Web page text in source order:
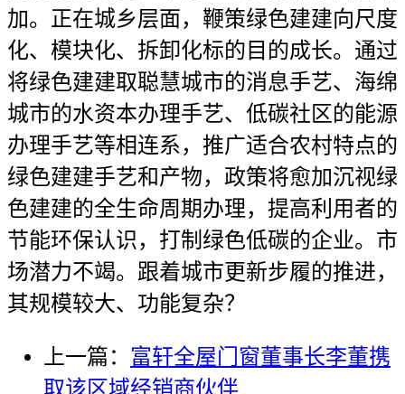
加。正在城乡层面，鞭策绿色建建向尺度
化、模块化、拆卸化标的目的成长。通过
将绿色建建取聪慧城市的消息手艺、海绵
城市的水资本办理手艺、低碳社区的能源
办理手艺等相连系，推广适合农村特点的
绿色建建手艺和产物，政策将愈加沉视绿
色建建的全生命周期办理，提高利用者的
节能环保认识，打制绿色低碳的企业。市
场潜力不竭。跟着城市更新步履的推进，
其规模较大、功能复杂？
上一篇： 富轩全屋门窗董事长李董携
取该区域经销商伙伴